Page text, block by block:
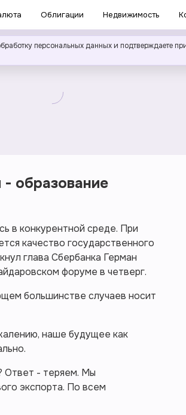
Облигации Недвижимость
персональных данных и подтверждаете
образование
в конкурентной среде. При
качество государственного
глава Сбербанка Герман
форуме в четверг.
большинстве случаев носит
наше будущее как
Ответ - теряем. Мы
экспорта. По всем